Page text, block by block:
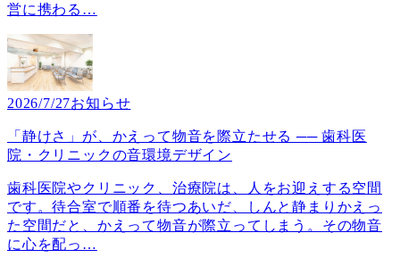
営に携わる …
2026/7/27お知らせ
「静けさ」が、かえって物音を際立たせる ── 歯科医
院・クリニックの音環境デザイン
歯科医院やクリニック、治療院は、人をお迎えする空間
です。待合室で順番を待つあいだ、しんと静まりかえっ
た空間だと、かえって物音が際立ってしまう。その物音
に心を配っ …